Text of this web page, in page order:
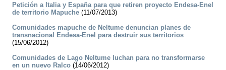
Petición a Italia y España para que retiren proyecto Endesa-Enel
de territorio Mapuche (11/07/2013)
Comunidades mapuche de Neltume denuncian planes de
transnacional Endesa-Enel para destruir sus territorios
(15/06/2012)
Comunidades de Lago Neltume luchan para no transformarse
en un nuevo Ralco (14/06/2012)